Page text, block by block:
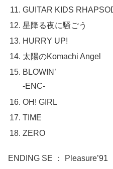
GUITAR KIDS
星降る夜に騒ごう
HURRY UP!
太陽のKomachi Angel
BLOWIN’
-ENC-
OH! GIRL
TIME
ZERO
ENDING SE ： Pleasure’91